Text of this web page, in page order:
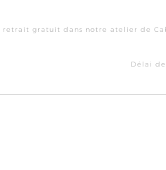
retrait gratuit dans notre atelier de
Délai de